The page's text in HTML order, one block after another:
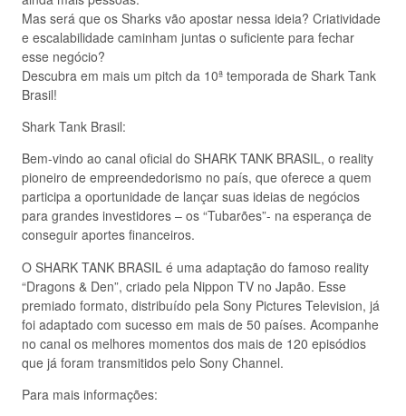
Mas será que os Sharks vão apostar nessa ideia? Criatividade
e escalabilidade caminham juntas o suficiente para fechar
esse negócio?
Descubra em mais um pitch da 10ª temporada de Shark Tank
Brasil!
Shark Tank Brasil:
Bem-vindo ao canal oficial do SHARK TANK BRASIL, o reality
pioneiro de empreendedorismo no país, que oferece a quem
participa a oportunidade de lançar suas ideias de negócios
para grandes investidores – os “Tubarões”- na esperança de
conseguir aportes financeiros.
O SHARK TANK BRASIL é uma adaptação do famoso reality
“Dragons & Den”, criado pela Nippon TV no Japão. Esse
premiado formato, distribuído pela Sony Pictures Television, já
foi adaptado com sucesso em mais de 50 países. Acompanhe
no canal os melhores momentos dos mais de 120 episódios
que já foram transmitidos pelo Sony Channel.
Para mais informações: